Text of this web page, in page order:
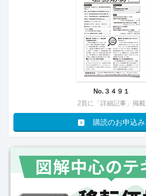
No.３４９１
2頁に「詳細記事」掲載
購読のお申込み